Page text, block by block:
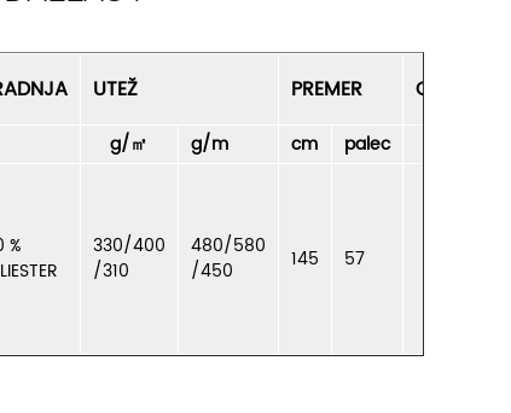
UTEŽ PREMER OPOMBE
g/㎡ g/m cm palec
%
330/400
/310
480/580
/450
145 57